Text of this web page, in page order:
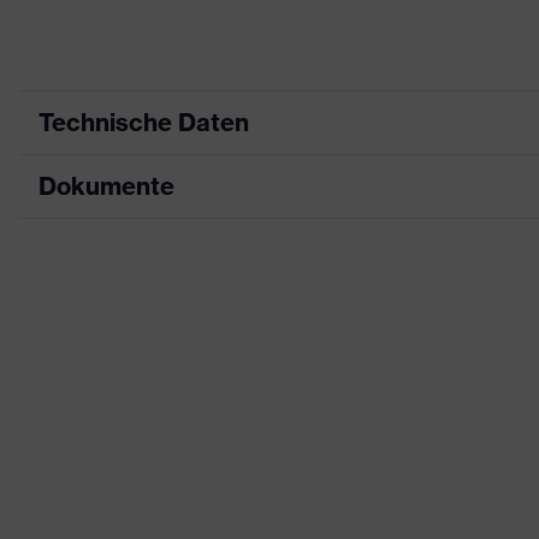
Technische Daten
Produktart
Dokumente